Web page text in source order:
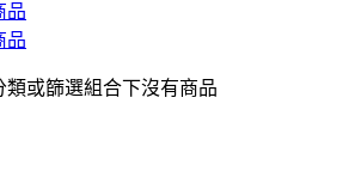
品
品
或篩選組合下沒有商品